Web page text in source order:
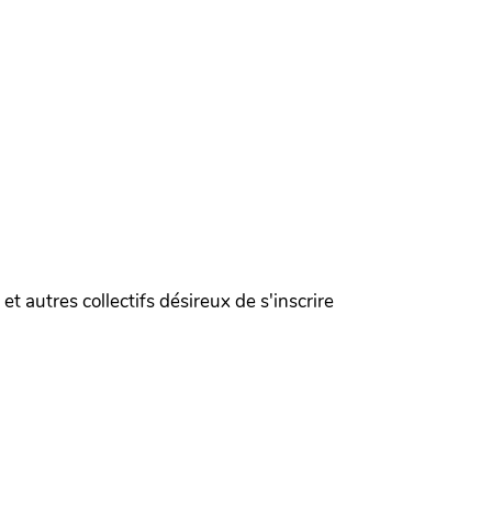
autres collectifs désireux de s'inscrire